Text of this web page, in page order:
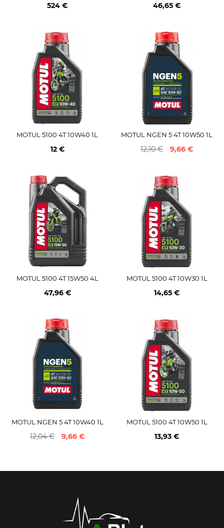
524 € 46,65 €
MOTUL 5100 4T 10W40 1L
12 €
MOTUL NGEN 5 4T 10W50 1L
12,10 € 9,66 €
MOTUL 5100 4T 15W50 4L
47,96 €
MOTUL 5100 4T 10W30 1L
14,65 €
MOTUL NGEN 5 4T 10W40 1L
12,04 € 9,66 €
MOTUL 5100 4T 10W50 1L
13,93 €